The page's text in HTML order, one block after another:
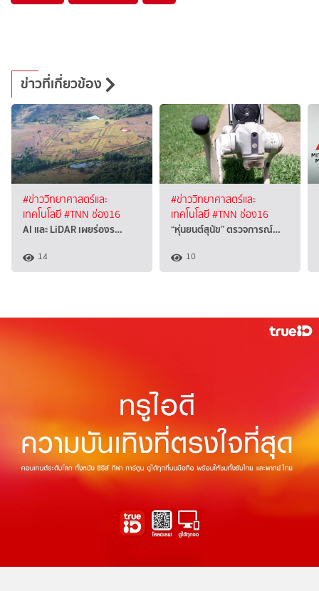
ข่าวที่เกี่ยวข้อง
#ข่าววิทยาศาสตร์และ
เทคโนโลยี#TNN ช่อง16
AI และ LiDAR เผยร่องร…
14
#ข่าววิทยาศาสตร์และ
เทคโนโลยี#TNN ช่อง16
“หุ่นยนต์สุนัข” ตรวจการณ์…
10